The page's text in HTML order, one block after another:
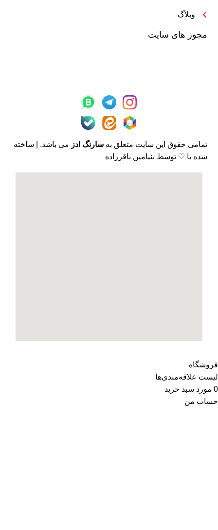
وبلاگ
مجوز های سایت
تمامی حقوق این سایت متعلق به سارنگ ادز می باشد. | ساخته
شده با ♡ توسط بنیامین باقرزاده
فروشگاه
لیست علاقه‌مندی‌ها
0 مورد سبد خرید
حساب من